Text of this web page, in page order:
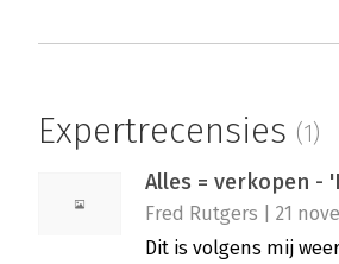
Expertrecensies (1)
Alles = verkopen -
Fred Rutgers | 21
Dit is volgens mij